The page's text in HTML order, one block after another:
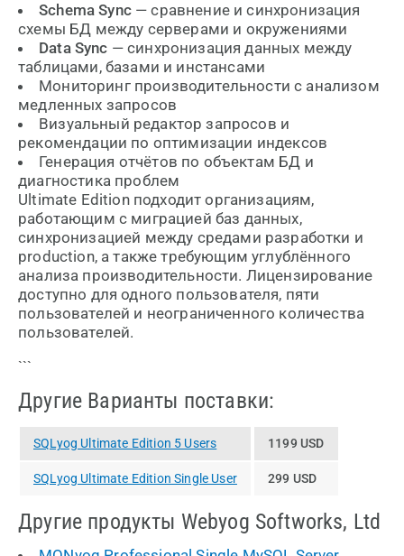
Schema Sync— сравнение и синхронизация
схемы БД между серверами и окружениями
Data Sync — синхронизация данных между
таблицами, базами и инстансами
Мониторинг производительности с анализом
медленных запросов
Визуальный редактор запросов и
рекомендации по оптимизации индексов
Генерация отчётов по объектам БД и
диагностика проблем
Ultimate Edition подходит организациям,
работающим с миграцией баз данных,
синхронизацией между средами разработки и
production, а также требующим углублённого
анализа производительности. Лицензирование
доступно для одного пользователя, пяти
пользователей и неограниченного количества
пользователей.
```
Другие Варианты поставки:
SQLyog Ultimate Edition 5 Users 1199 USD
SQLyog Ultimate Edition Single User 299 USD
Другие продукты Webyog Softworks, Ltd